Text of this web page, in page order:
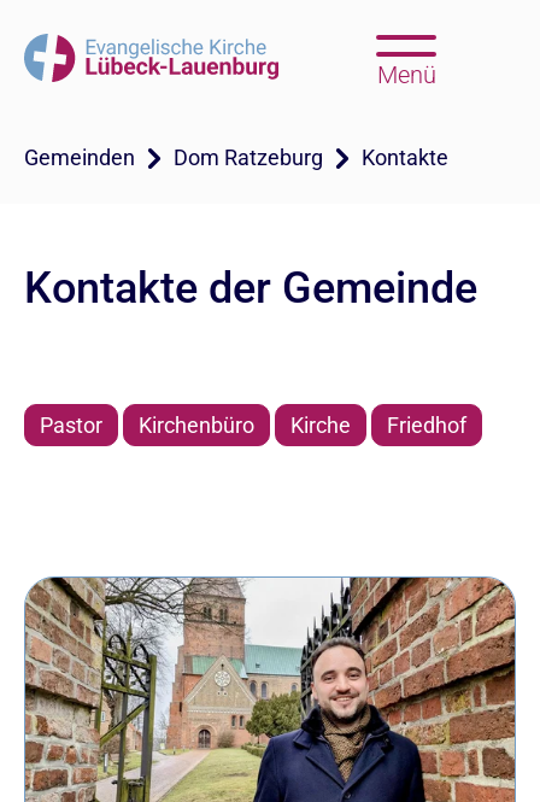
Menü
Gemeinden Dom Ratzeburg Kontakte
Kontakte der Gemeinde
Pastor Kirchenbüro Kirche Friedhof